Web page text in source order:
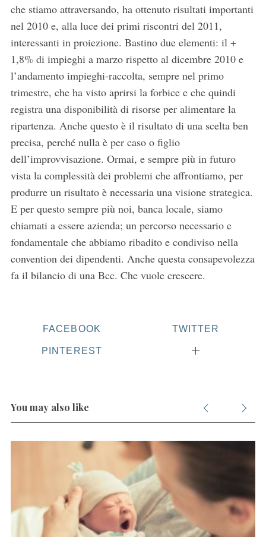
che stiamo attraversando, ha ottenuto risultati importanti
nel 2010 e, alla luce dei primi riscontri del 2011,
interessanti in proiezione. Bastino due elementi: il +
1,8% di impieghi a marzo rispetto al dicembre 2010 e
l’andamento impieghi-raccolta, sempre nel primo
trimestre, che ha visto aprirsi la forbice e che quindi
registra una disponibilità di risorse per alimentare la
ripartenza. Anche questo è il risultato di una scelta ben
precisa, perché nulla è per caso o figlio
dell’improvvisazione. Ormai, e sempre più in futuro
vista la complessità dei problemi che affrontiamo, per
produrre un risultato è necessaria una visione strategica.
E per questo sempre più noi, banca locale, siamo
chiamati a essere azienda; un percorso necessario e
fondamentale che abbiamo ribadito e condiviso nella
convention dei dipendenti. Anche questa consapevolezza
fa il bilancio di una Bcc. Che vuole crescere.
FACEBOOK TWITTER
PINTEREST
You may also like
S
r
c
r
: